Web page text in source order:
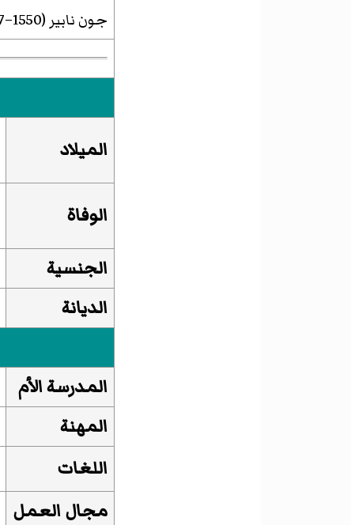
جون نابير (1550–1617)
الميلاد
الوفاة
الجنسية
الديانة
المدرسة الأم
المهنة
اللغات
مجال العمل